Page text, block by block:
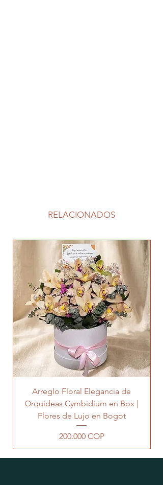
RELACIONADOS
Arreglo Floral Elegancia de
Orquídeas Cymbidium en Box |
Flores de Lujo en Bogot
Precio
200.000 COP